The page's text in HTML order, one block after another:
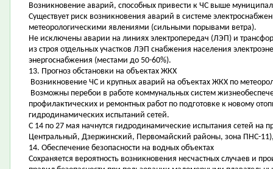
Возникновение аварий, способных привести к ЧС выше
Существует риск возникновения аварий в системе
метеорологическими явлениями (сильными порывами ветра).
Не исключены аварии на линиях электропередач (ЛЭП) и
из строя отдельных участков ЛЭП снабжения населения
энергоснабжения (местами до 50-60%).
13. Прогноз обстановки на объектах ЖКХ
Возникновение ЧС и крупных аварий на объектах ЖКХ по
Возможны перебои в работе коммунальных систем
профилактических и ремонтных работ по подготовке к новому
гидродинамических испытаний сетей.
С 14 по 27 мая начнутся гидродинамические испытания сетей на
Центральный, Дзержинский, Первомайский районы, зона ПНС-
14. Обеспечение безопасности на водных объектах
Сохраняется вероятность возникновения несчастных случаев и